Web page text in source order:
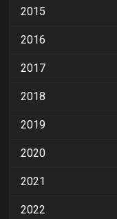
2015
2016
2017
2018
2019
2020
2021
2022